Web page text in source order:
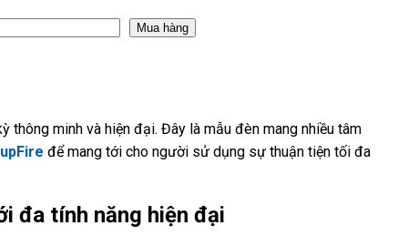
Mua hàng
thông minh và hiện đại. Đây là mẫu đèn mang nhiều tâm
để mang tới cho người sử dụng sự thuận tiện tối đa
đa tính năng hiện đại